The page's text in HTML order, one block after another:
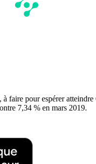
pour espérer
7,34 % en mars 2019.